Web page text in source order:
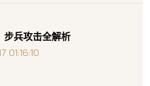
步兵攻击全解析
01:16:10